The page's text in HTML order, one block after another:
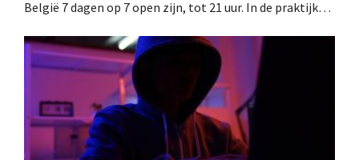
België 7 dagen op 7 open zijn, tot 21 uur. In de praktijk
arbeidswetgeving een hinderpaal. Is er een gelijk
speelveld?